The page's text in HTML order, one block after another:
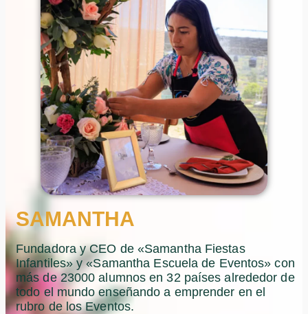
SAMANTHA
Fundadora y CEO de «Samantha Fiestas
Infantiles» y «Samantha Escuela de Eventos» con
más de 23000 alumnos en 32 países alrededor de
todo el mundo enseñando a emprender en el
rubro de los Eventos.